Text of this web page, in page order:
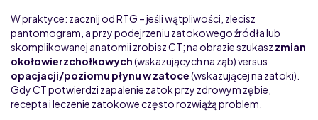
W praktyce: zacznij od RTG – jeśli wątpliwości, zlecisz
pantomogram, a przy podejrzeniu zatokowego źródła lub
skomplikowanej anatomii zrobisz CT; na obrazie szukasz zmian
okołowierzchołkowych(wskazujących na ząb) versus
opacjacji/poziomu płynu w zatoce(wskazującej na zatoki).
Gdy CT potwierdzi zapalenie zatok przy zdrowym zębie,
recepta i leczenie zatokowe często rozwiążą problem.